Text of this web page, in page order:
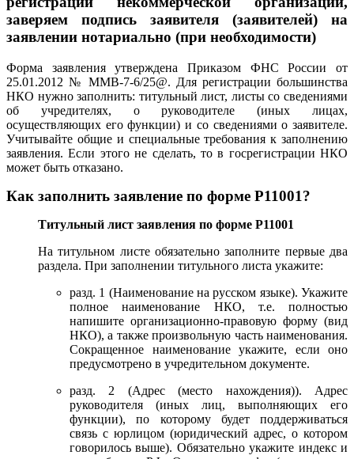
заверяем подпись заявителя (заявителей) на
заявлении нотариально (при необходимости)
Форма заявления утверждена Приказом ФНС России от
25.01.2012 № ММВ-7-6/25@. Для регистрации большинства
НКО нужно заполнить: титульный лист, листы со сведениями
об учредителях, о руководителе (иных лицах,
осуществляющих его функции) и со сведениями о заявителе.
Учитывайте общие и специальные требования к заполнению
заявления. Если этого не сделать, то в госрегистрации НКО
может быть отказано.
Как заполнить заявление по форме Р11001?
Титульный лист заявления по форме Р11001
На титульном листе обязательно заполните первые два
раздела. При заполнении титульного листа укажите:
разд. 1 (Наименование на русском языке). Укажите
полное наименование НКО, т.е. полностью
напишите организационно-правовую форму (вид
НКО), а также произвольную часть наименования.
Сокращенное наименование укажите, если оно
предусмотрено в учредительном документе.
разд. 2 (Адрес (место нахождения)). Адрес
руководителя (иных лиц, выполняющих его
функции), по которому будет поддерживаться
связь с юрлицом (юридический адрес, о котором
говорилось выше). Обязательно укажите индекс и